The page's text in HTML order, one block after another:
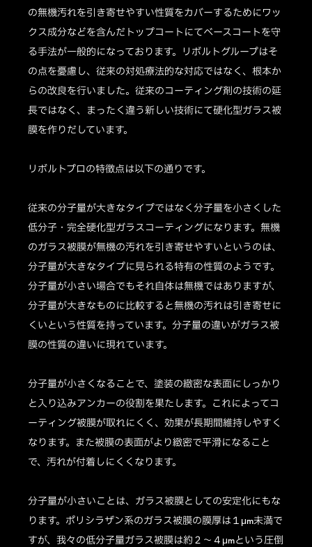
の無機汚れを引き寄せやすい性質をカバーするためにワッ
クス成分などを含んだトップコートにてベースコートを守
る手法が一般的になっております。リボルトグループはそ
の点を憂慮し、従来の対処療法的な対応ではなく、根本か
らの改良を行いました。従来のコーティング剤の技術の延
長ではなく、まったく違う新しい技術にて硬化型ガラス被
膜を作りだしています。
リボルトプロの特徴点は以下の通りです。
従来の分子量が大きなタイプではなく分子量を小さくした
低分子・完全硬化型ガラスコーティングになります。無機
のガラス被膜が無機の汚れを引き寄せやすいというのは、
分子量が大きなタイプに見られる特有の性質のようです。
分子量が小さい場合でもそれ自体は無機ではありますが、
分子量が大きなものに比較すると無機の汚れは引き寄せに
くいという性質を持っています。分子量の違いがガラス被
膜の性質の違いに現れています。
分子量が小さくなることで、塗装の緻密な表面にしっかり
と入り込みアンカーの役割を果たします。これによってコ
ーティング被膜が取れにくく、効果が長期間維持しやすく
なります。また被膜の表面がより緻密で平滑になること
で、汚れが付着しにくくなります。
分子量が小さいことは、ガラス被膜としての安定化にもな
ります。ポリシラザン系のガラス被膜の膜厚は１μm未満で
すが、我々の低分子量ガラス被膜は約２～４μmという圧倒